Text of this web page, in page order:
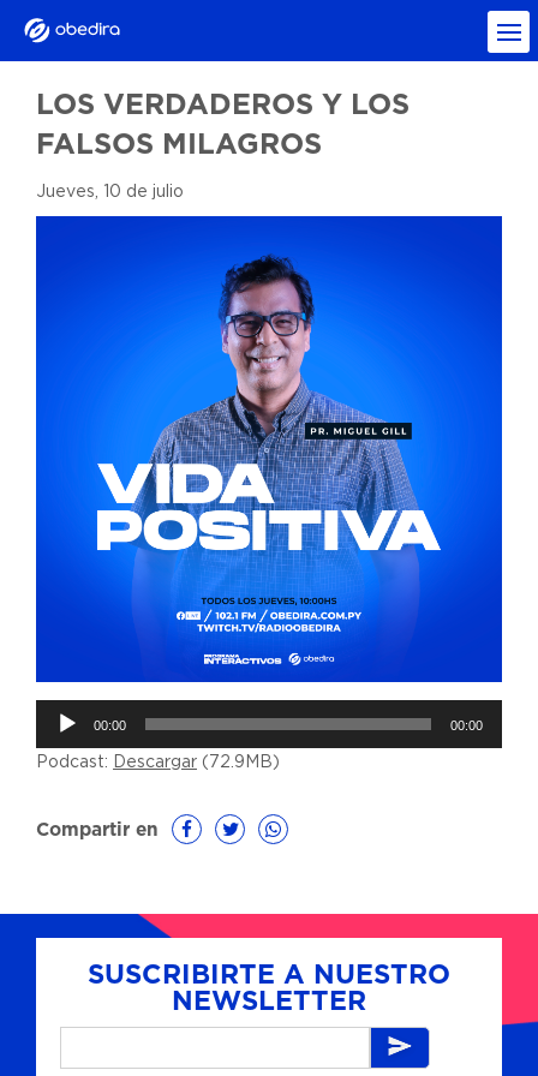
LOS VERDADEROS Y LOS
FALSOS MILAGROS
Jueves, 10 de julio
Reproductor
00:00 00:00
Podcast: Descargar (72.9MB)
Compartir en
SUSCRIBIRTE A NUESTRO
NEWSLETTER